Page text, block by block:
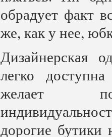
обрадует факт
же, как у нее,
Дизайнерская
легко
желает
дорогие бутики